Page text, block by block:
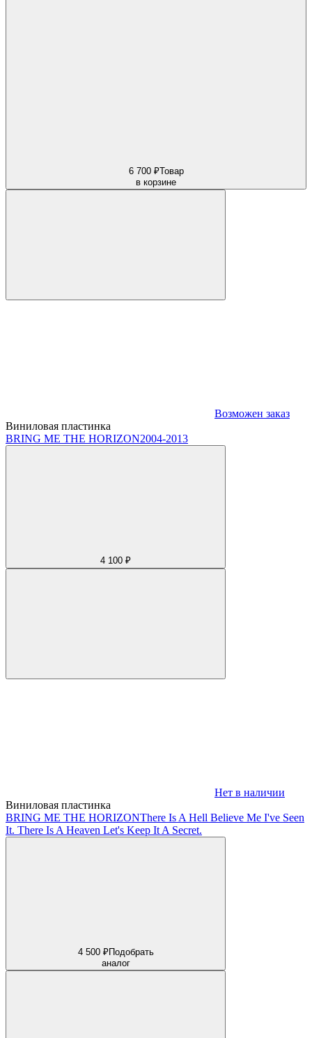
6 700 ₽Товар
в корзине
Возможен заказ
Виниловая пластинка
BRING ME THE HORIZON2004-2013
4 100 ₽
Нет в наличии
Виниловая пластинка
BRING ME THE HORIZONThere Is A Hell Believe Me I've Seen
It. There Is A Heaven Let's Keep It A Secret.
4 500 ₽Подобрать
аналог